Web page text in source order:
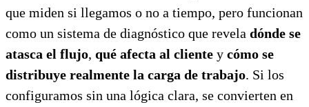
que miden si llegamos o no a tiempo, pero funcionan
como un sistema de diagnóstico que revela dónde se
atasca el flujo, qué afecta al cliente y cómo se
distribuye realmente la carga de trabajo. Si los
configuramos sin una lógica clara, se convierten en